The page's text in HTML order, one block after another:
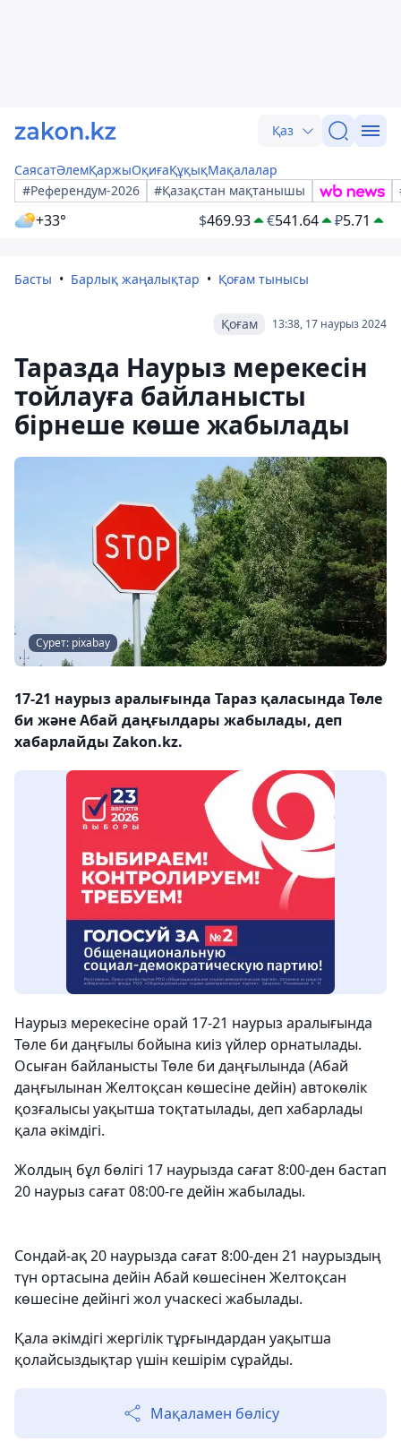
Қаз
СаясатӘлемҚаржыОқиғаҚұқықМақалалар
#Референдум-2026
#Қазақстан мақтанышы
+33° $469.93 €541.64 ₽5.71
Басты Барлық жаңалықтар Қоғам тынысы
13:38, 17 наурыз 2024
Қоғам
Таразда Наурыз мерекесін
тойлауға байланысты
бірнеше көше жабылады
Сурет: pixabay
17-21 наурыз аралығында Тараз қаласында Төле
би және Абай даңғылдары жабылады, деп
хабарлайды Zakon.kz.
Наурыз мерекесіне орай 17-21 наурыз аралығында
Төле би даңғылы бойына киіз үйлер орнатылады.
Осыған байланысты Төле би даңғылында (Абай
даңғылынан Желтоқсан көшесіне дейін) автокөлік
қозғалысы уақытша тоқтатылады, деп хабарлады
қала әкімдігі.
Жолдың бұл бөлігі 17 наурызда сағат 8:00-ден бастап
20 наурыз сағат 08:00-ге дейін жабылады.
Сондай-ақ 20 наурызда сағат 8:00-ден 21 наурыздың
түн ортасына дейін Абай көшесінен Желтоқсан
көшесіне дейінгі жол учаскесі жабылады.
Қала әкімдігі жергілік тұрғындардан уақытша
қолайсыздықтар үшін кешірім сұрайды.
Мақаламен бөлісу